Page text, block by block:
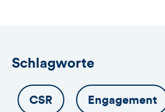
Schlagworte
CSR Engagement